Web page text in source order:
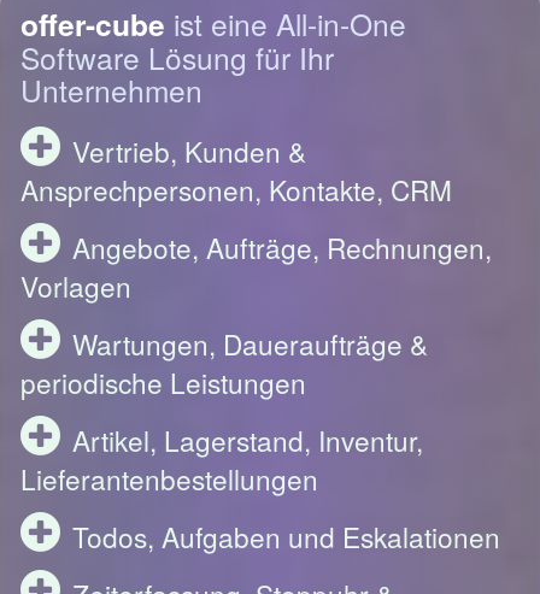
offer-cube ist eine All-in-One
Software Lösung für Ihr
Unternehmen
Vertrieb, Kunden &
Ansprechpersonen, Kontakte, CRM
Angebote, Aufträge, Rechnungen,
Vorlagen
Wartungen, Daueraufträge &
periodische Leistungen
Artikel, Lagerstand, Inventur,
Lieferantenbestellungen
Todos, Aufgaben und Eskalationen